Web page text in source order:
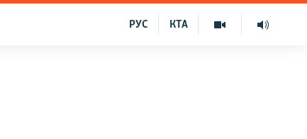
КТА
РУС